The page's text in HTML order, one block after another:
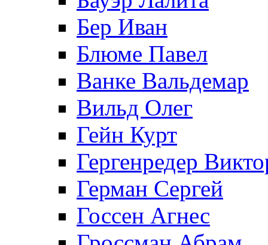
Бер Иван
Блюме Павел
Ванке Вальдемар
Вильд Олег
Гейн Курт
Гергенредер
Герман Сергей
Госсен Агнес